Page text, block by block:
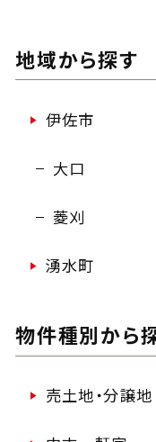
地域から探す
伊佐市
大口
菱刈
湧水町
物件種別から
売土地・分譲地